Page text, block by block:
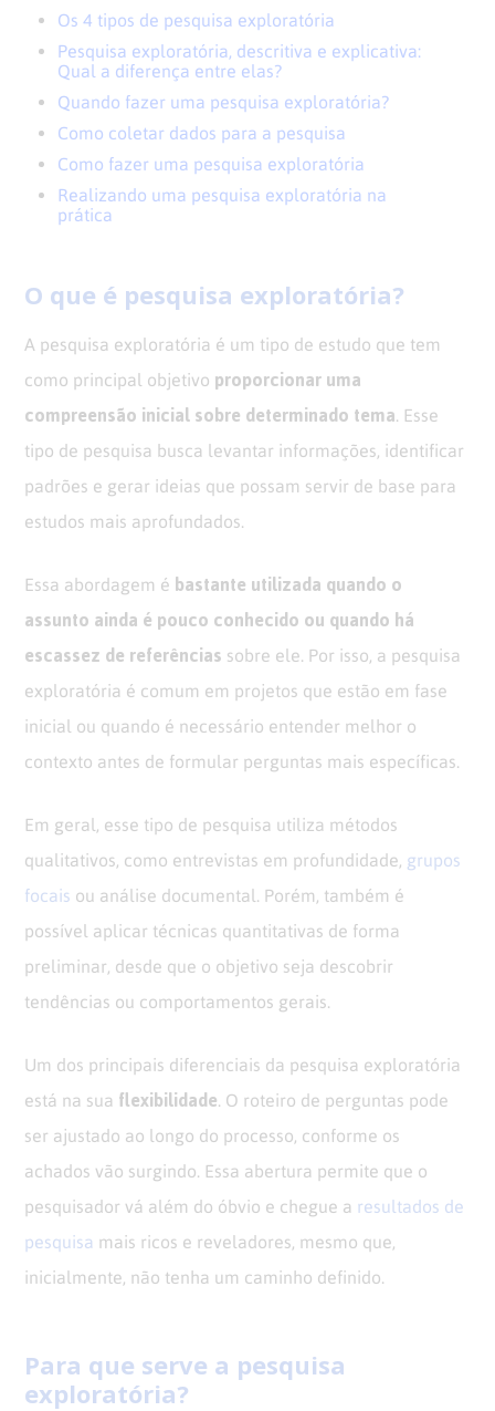
Os 4 tipos de pesquisa exploratória
Pesquisa exploratória, descritiva e explicativa:
Qual a diferença entre elas?
Quando fazer uma pesquisa exploratória?
Como coletar dados para a pesquisa
Como fazer uma pesquisa exploratória
Realizando uma pesquisa exploratória na
prática
O que é pesquisa exploratória?
A pesquisa exploratória é um tipo de estudo que tem
como principal objetivo proporcionar uma
compreensão inicial sobre determinado tema . Esse
tipo de pesquisa busca levantar informações, identificar
padrões e gerar ideias que possam servir de base para
estudos mais aprofundados.
Essa abordagem é bastante utilizada quando o
assunto ainda é pouco conhecido ou quando há
escassez de referências sobre ele. Por isso, a pesquisa
exploratória é comum em projetos que estão em fase
inicial ou quando é necessário entender melhor o
contexto antes de formular perguntas mais específicas.
Em geral, esse tipo de pesquisa utiliza métodos
qualitativos, como entrevistas em profundidade, grupos
focais ou análise documental. Porém, também é
possível aplicar técnicas quantitativas de forma
preliminar, desde que o objetivo seja descobrir
tendências ou comportamentos gerais.
Um dos principais diferenciais da pesquisa exploratória
está na sua flexibilidade . O roteiro de perguntas pode
ser ajustado ao longo do processo, conforme os
achados vão surgindo. Essa abertura permite que o
pesquisador vá além do óbvio e chegue a resultados de
pesquisa mais ricos e reveladores, mesmo que,
inicialmente, não tenha um caminho definido.
Para que serve a pesquisa
exploratória?